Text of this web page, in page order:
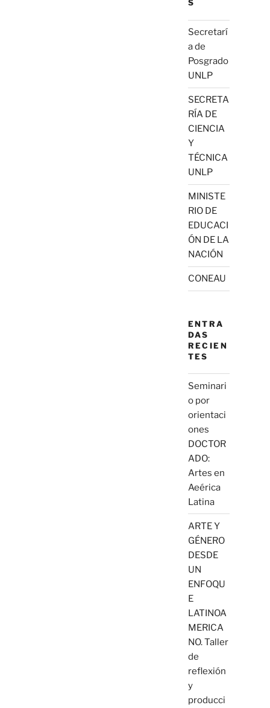
S
Secretarí
a de
Posgrado
UNLP
SECRETA
RÍA DE
CIENCIA
Y
TÉCNICA
UNLP
MINISTE
RIO DE
EDUCACI
ÓN DE LA
NACIÓN
CONEAU
ENTRA
DAS
RECIEN
TES
Seminari
o por
orientaci
ones
DOCTOR
ADO:
Artes en
Aeérica
Latina
ARTE Y
GÉNERO
DESDE
UN
ENFOQU
E
LATINOA
MERICA
NO. Taller
de
reflexión
y
producci